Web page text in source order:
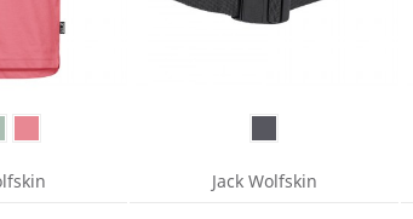
Jack Wolfskin